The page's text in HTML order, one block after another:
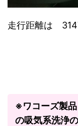
走行距離は
※ワコーズ製品
の吸気系洗浄